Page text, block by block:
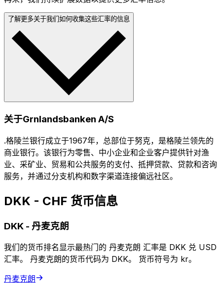
了解更多关于我们如何收集这些汇率的信息
关于Grnlandsbanken A/S
.格陵兰银行成立于1967年，总部位于努克，是格陵兰领先的
商业银行。该银行为零售、中小企业和企业客户提供针对渔
业、采矿业、贸易和公共服务的支付、抵押贷款、贷款和咨询
服务，并通过分支机构和数字渠道连接偏远社区。
DKK - CHF 货币信息
DKK - 丹麦克朗
我们的货币排名显示最热门的 丹麦克朗 汇率是 DKK 兑 USD
汇率。 丹麦克朗的货币代码为 DKK。 货币符号为 kr。
丹麦克朗